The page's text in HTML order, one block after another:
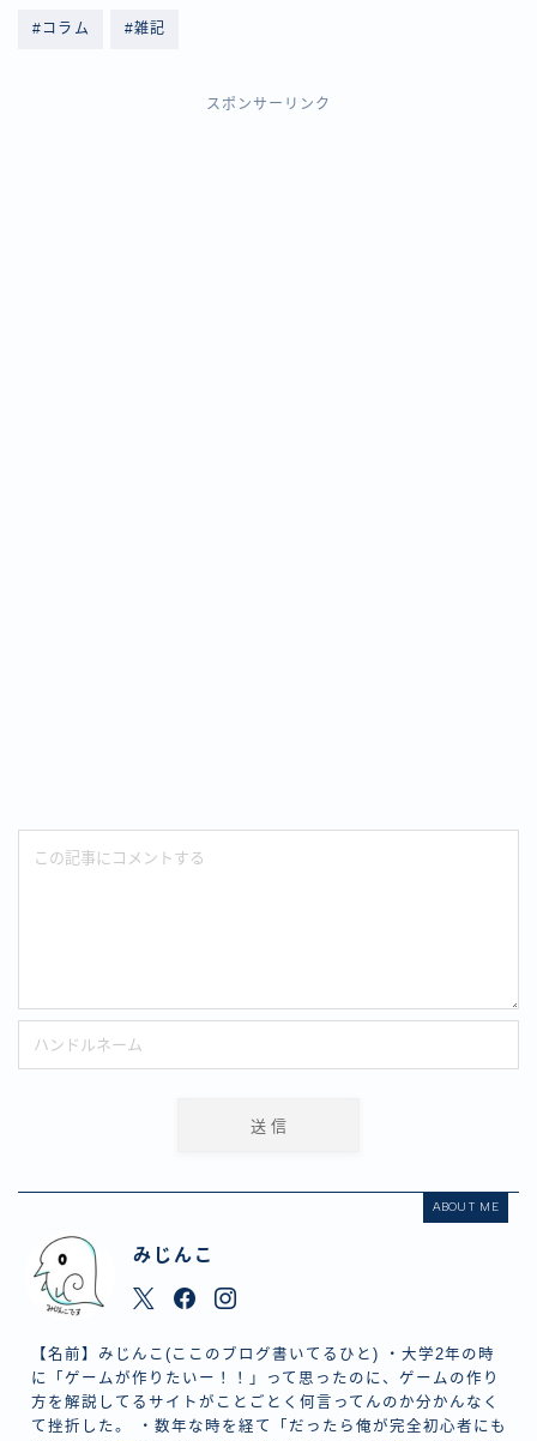
#コラム #雑記
スポンサーリンク
ABOUT ME
みじんこ
【名前】みじんこ(ここのブログ書いてるひと) ・大学2年の時
に「ゲームが作りたいー！！」って思ったのに、ゲームの作り
方を解説してるサイトがことごとく何言ってんのか分かんなく
て挫折した。 ・数年な時を経て「だったら俺が完全初心者にも